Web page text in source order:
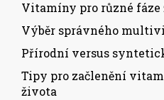
Vitamíny pro různé fáze
Výběr správného
Přírodní versus
Tipy pro začlenění
života